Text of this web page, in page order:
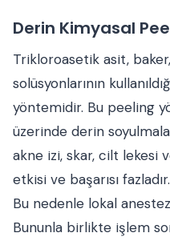
Derin Kimyasal
Trikloroasetik asit,
solüsyonlarının
yöntemidir. Bu peeling
üzerinde derin
akne izi, skar, cilt lekesi
etkisi ve başarısı
Bu nedenle lokal
Bununla birlikte işlem